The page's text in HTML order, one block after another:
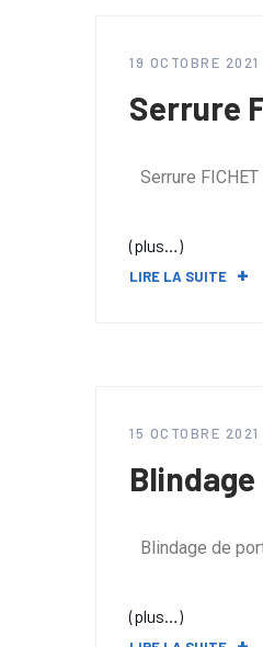
19 OCTOBRE 2021
Serrure
Serrure
(plus…)
LIRE LA SUITE
15 OCTOBRE 2021
Blindage de
(plus…)